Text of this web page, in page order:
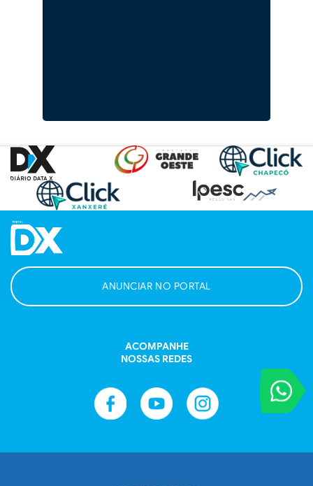
VOCÊ
Entre em
ANUNCIAR NO PORTAL
ACOMPANHE
NOSSAS REDES